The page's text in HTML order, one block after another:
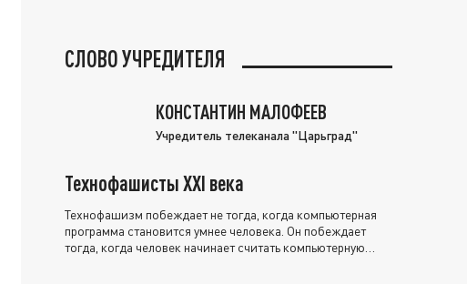
СЛОВО УЧРЕДИТЕЛЯ
КОНСТАНТИН МАЛОФЕЕВ
Учредитель телеканала "Царьград"
Технофашисты XXI века
Технофашизм побеждает не тогда, когда компьютерная
программа становится умнее человека. Он побеждает
тогда, когда человек начинает считать компьютерную